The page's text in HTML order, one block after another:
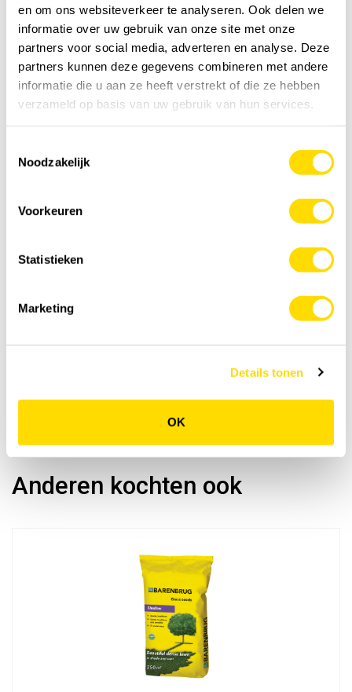
en om ons websiteverkeer te analyseren. Ook delen we
informatie over uw gebruik van onze site met onze
partners voor social media, adverteren en analyse. Deze
partners kunnen deze gegevens combineren met andere
informatie die u aan ze heeft verstrekt of die ze hebben
verzameld op basis van uw gebruik van hun services.
Noodzakelijk
Voorkeuren
Statistieken
Marketing
Details tonen
OK
Feedback
Video
YOUTUBE
Anderen kochten ook